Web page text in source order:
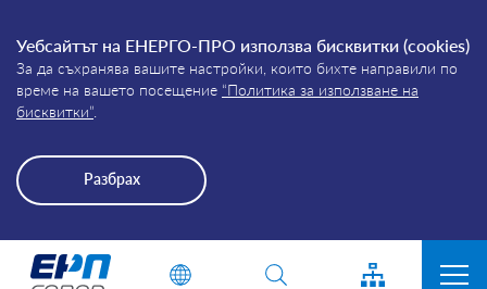
Уебсайтът на ЕНЕРГО-ПРО използва бисквитки (cookies)
За да съхранява вашите настройки, които бихте направили по
време на вашето посещение “Политика за използване на
бисквитки”
Разбрах
Въведете дума или фраза
Energo-